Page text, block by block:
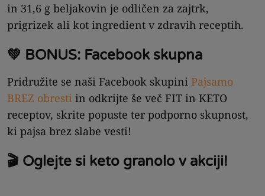
in 31,6 g beljakovin je odličen za zajtrk,
prigrizek ali kot ingredient v zdravih receptih.
💚 BONUS: Facebook skupna
Pridružite se naši Facebook skupini Pajsamo
BREZ obresti in odkrijte še več FIT in KETO
receptov, skrite popuste ter podporno skupnost,
ki pajsa brez slabe vesti!
🎬 Oglejte si keto granolo v akciji!